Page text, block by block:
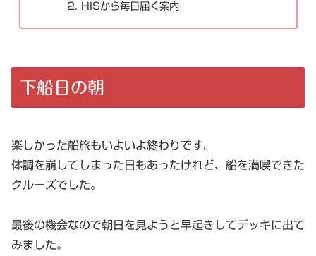
HISから毎日届く案内
下船日の朝
楽しかった船旅もいよいよ終わりです。
体調を崩してしまった日もあったけれど、船を満喫できた
クルーズでした。
最後の機会なので朝日を見ようと早起きしてデッキに出て
みました。